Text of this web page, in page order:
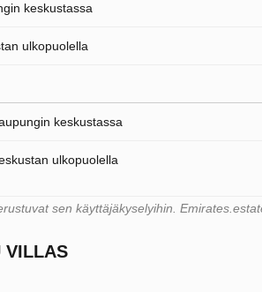
keskustassa
ulkopuolella
keskustassa
ulkopuolella
sen käyttäjäkyselyihin.
VILLAS